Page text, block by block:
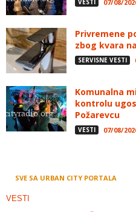
VESTI 07/08/
Privremene
zbog kvara
SERVISNE VESTI
Komunalna
kontrolu
Požarevcu
VESTI 07/08/
SVE SA URBAN CITY PORTALA
VESTI